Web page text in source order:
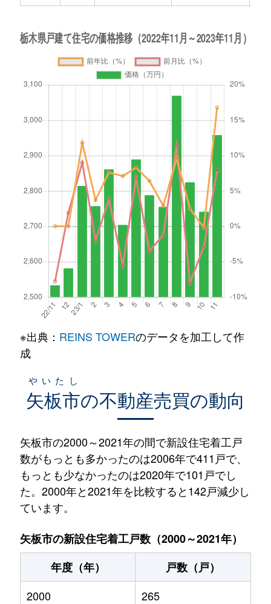
※出典： REINS TOWERのデータを加工して作
成
矢板市
やいたし
の不動産売買の動向
矢板市の2000～2021年の間で新設住宅着工戸
数がもっとも多かったのは2006年で411戸で、
もっとも少なかったのは2020年で101戸でし
た。2000年と2021年を比較すると142戸減少し
ています。
矢板市の新設住宅着工戸数（2000～2021年）
年度（年）
戸数（戸）
2000
265